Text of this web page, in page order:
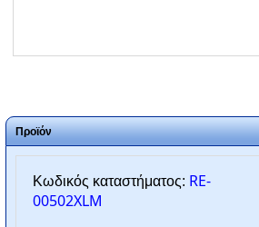
Προϊόν
Κωδικός καταστήματος: RE-
00502XLM